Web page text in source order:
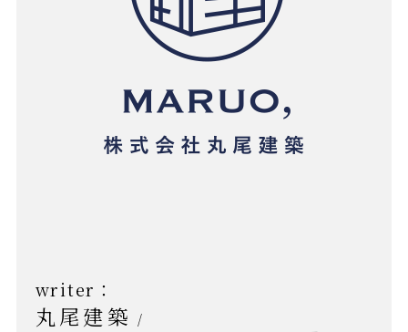
writer：
丸尾建築 /